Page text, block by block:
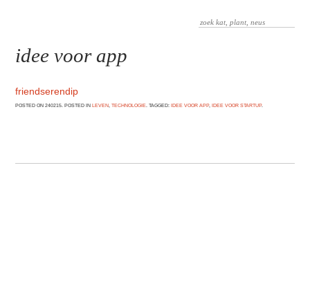
idee voor app
friendserendip
POSTED ON 240215. POSTED INLEVEN ,TECHNOLOGIE . TAGGED:IDEE VOOR APP,IDEE VOOR STARTUP.